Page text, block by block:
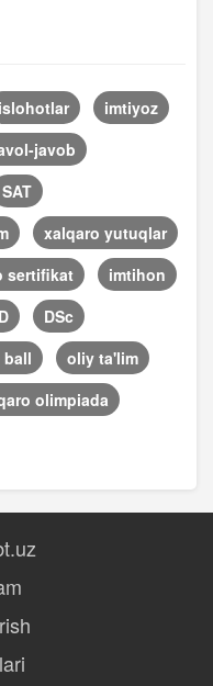
islohotlar
imtiyoz
javob
SAT
xalqaro yutuqlar
sertifikat
imtihon
DSc
ball
oliy ta'lim
olimpiada